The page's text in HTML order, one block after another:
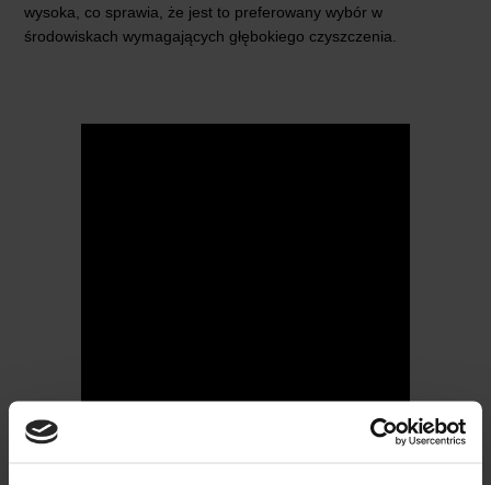
wysoka, co sprawia, że jest to preferowany wybór w
środowiskach wymagających głębokiego czyszczenia.